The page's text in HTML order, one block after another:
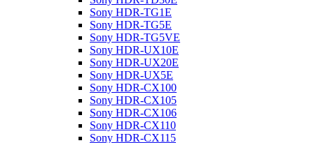
Sony HDR-TG1E
Sony HDR-TG5E
Sony HDR-TG5VE
Sony HDR-UX10E
Sony HDR-UX20E
Sony HDR-UX5E
Sony HDR-CX100
Sony HDR-CX105
Sony HDR-CX106
Sony HDR-CX110
Sony HDR-CX115